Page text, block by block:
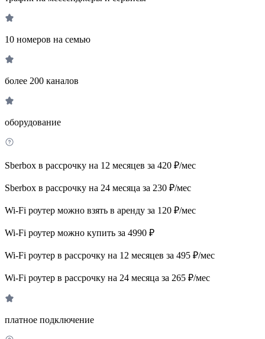
10 номеров на семью
более 200 каналов
оборудование
Sberbox в рассрочку на 12 месяцев за 420 ₽/мес
Sberbox в рассрочку на 24 месяца за 230 ₽/мес
Wi-Fi роутер можно взять в аренду за 120 ₽/мес
Wi-Fi роутер можно купить за 4990 ₽
Wi-Fi роутер в рассрочку на 12 месяцев за 495 ₽/мес
Wi-Fi роутер в рассрочку на 24 месяца за 265 ₽/мес
платное подключение